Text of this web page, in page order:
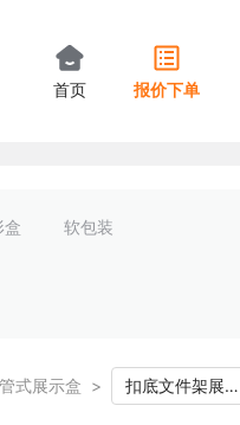
首页 报价下单
盒 软包装
管式展示盒 > 扣底文件架展示盒